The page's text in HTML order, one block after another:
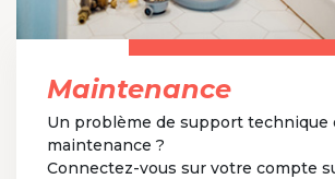
Maintenance
Un problème de support technique
maintenance ?
Connectez-vous sur votre compte